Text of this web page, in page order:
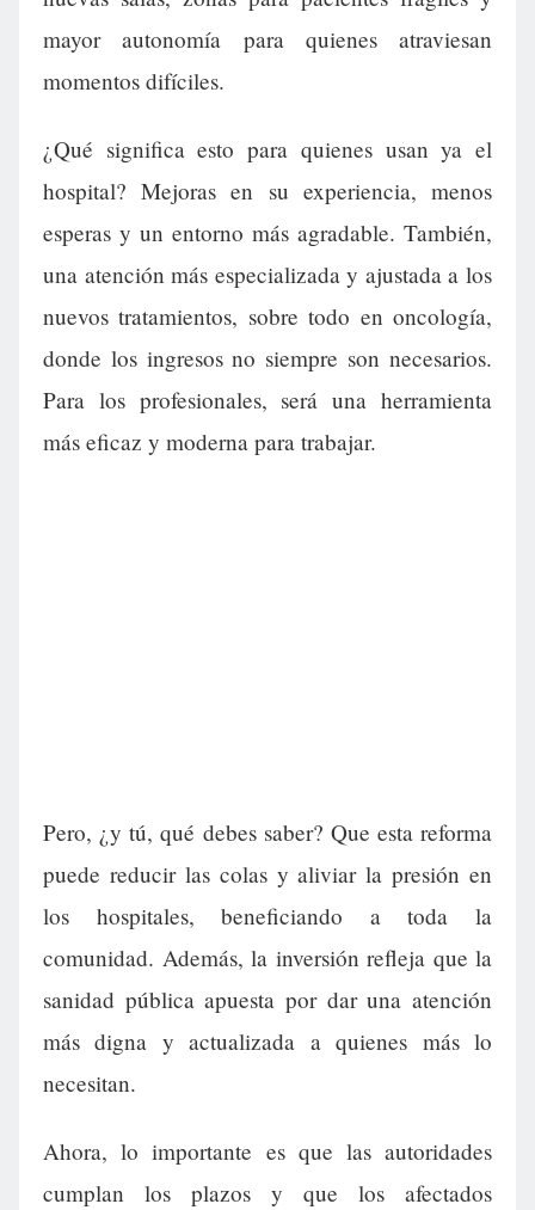
mayor autonomía para quienes atraviesan
momentos difíciles.
¿Qué significa esto para quienes usan ya el
hospital? Mejoras en su experiencia, menos
esperas y un entorno más agradable. También,
una atención más especializada y ajustada a los
nuevos tratamientos, sobre todo en oncología,
donde los ingresos no siempre son necesarios.
Para los profesionales, será una herramienta
más eficaz y moderna para trabajar.
Pero, ¿y tú, qué debes saber? Que esta reforma
puede reducir las colas y aliviar la presión en
los hospitales, beneficiando a toda la
comunidad. Además, la inversión refleja que la
sanidad pública apuesta por dar una atención
más digna y actualizada a quienes más lo
necesitan.
Ahora, lo importante es que las autoridades
cumplan los plazos y que los afectados